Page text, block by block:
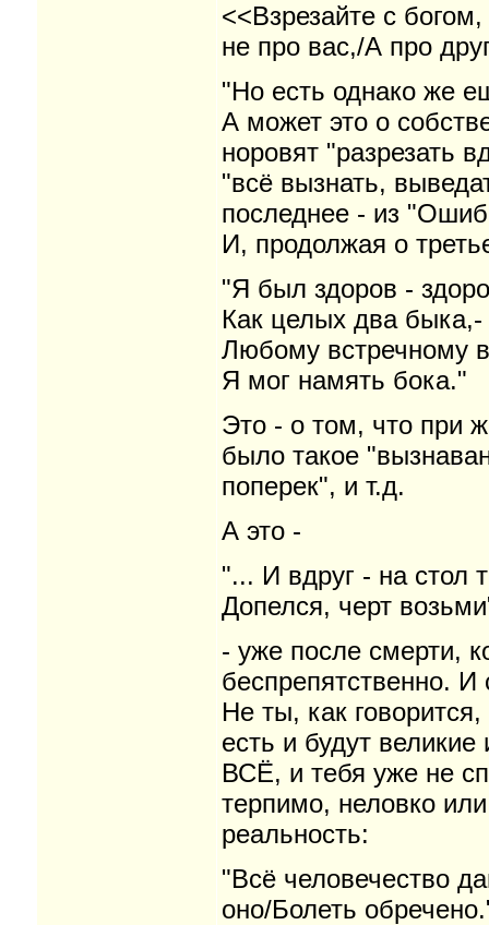
<<Взрезайте с
не про вас,/А про
"Но есть однако же
А может это о
норовят "разрезать
"всё вызнать,
последнее - из
И, продолжая о
"Я был здоров -
Как целых два быка,-
Любому встречному
Я мог намять бока."
Это - о том, что при
было такое
поперек", и т.д.
А это -
"... И вдруг - на стол
Допелся, черт
- уже после смерти,
беспрепятственно. И
Не ты, как
есть и будут великие
ВСЁ, и тебя уже не
терпимо, неловко
реальность:
"Всё человечество
оно/Болеть